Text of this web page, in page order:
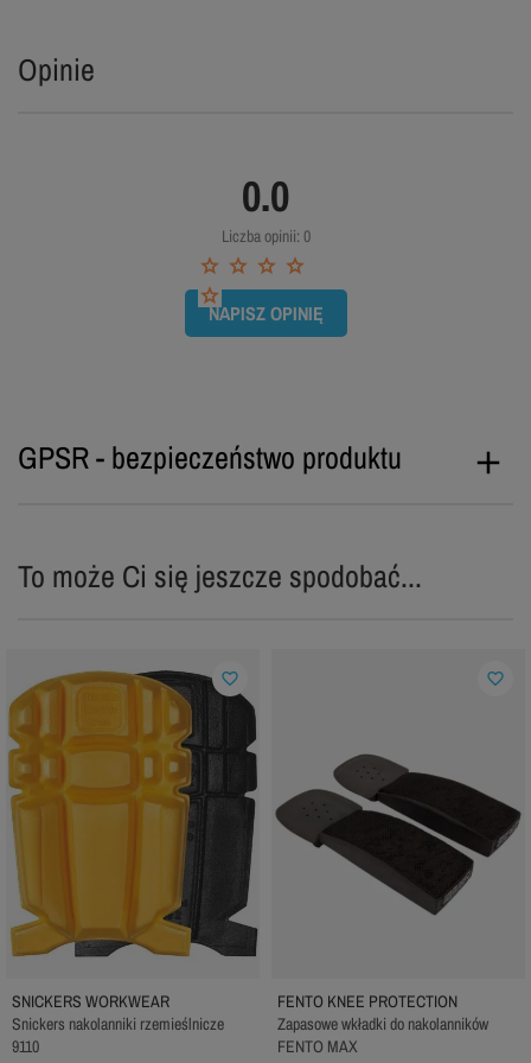
Opinie
0.0
Liczba opinii: 0
NAPISZ OPINIĘ
GPSR - bezpieczeństwo produktu
To może Ci się jeszcze spodobać...
SNICKERS WORKWEAR
Snickers nakolanniki rzemieślnicze
9110
favorite_border
FENTO KNEE PROTECTION
Zapasowe wkładki do nakolanników
FENTO MAX
favorite_border